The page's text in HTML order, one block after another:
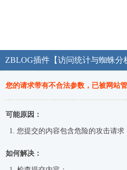
ZBLOG插件【访问统计与蜘蛛分
您的请求带有不合法参数，已被网站
可能原因：
您提交的内容包含危险的攻击请求
如何解决：